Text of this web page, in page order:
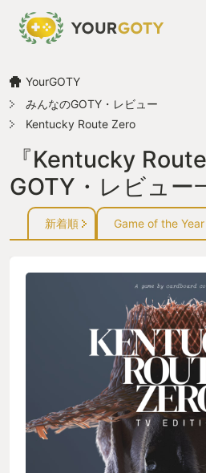
YourGOTY
みんなのGOTY・レビュー
Kentucky Route Zero
『Kentucky
GOTY・レビュー
新着順 Game of the